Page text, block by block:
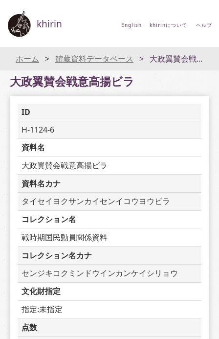
khirin English khirinについて ヘルプ
ホーム 館蔵資料データベース 大政翼賛会戦意高揚ビラ
大政翼賛会戦意高揚ビラ
ID
H-1124-6
資料名
大政翼賛会戦意高揚ビラ
資料名カナ
タイセイヨクサンカイセンイコウヨウビラ
コレクション名
戦時期国民動員関係資料
コレクション名カナ
センジキコクミンドウインカンケイシリョウ
文化財指定
指定:未指定
点数